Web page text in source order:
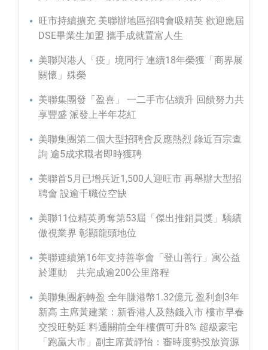
旺市持續擴充 美聯辦地區招聘會吸精英 歡迎應屆
DSE畢業生加盟 攜手成就置富人生
美聯與港人「疫」境同行 連續18年榮獲「商界展
關懷」殊榮
美聯集團發「盈喜」 一二手市佔續升 回饋努力共
享豐盛 派發上半年花紅
美聯集團第二個大型招聘會反應熱烈 錄近百宗查
詢 逾5成求職者即時獲聘
美聯首5月已增兵近1,500人迎旺市 再舉辦大型招
聘會 設逾千職位空缺
美聯11位精英勇奪第53屆「傑出推銷員獎」驕績
傲視業界 彰顯龍頭地位
美聯連續第16年支持善寧會「登山善行」寓公益
於運動 共完成逾200公里路程
美聯集團虧轉盈 全年賺港幣1.32億元 盈利創3年
新高 主席黃建業：新香港人及熱錢入市 樓市早春
交投旺勢延 料通關前全年樓價可升8% 超級豪宅
「跑贏大市」副主席黃靜怡：審時度勢投放資源